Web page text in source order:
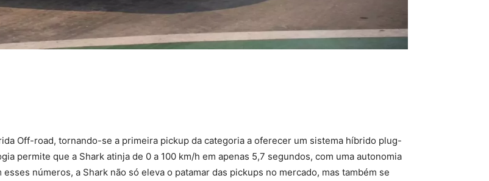
Off-road, tornando-se a primeira pickup da categoria a oferecer um sistema híbrido plug-
permite que a Shark atinja de 0 a 100 km/h em apenas 5,7 segundos, com uma autonomia
números, a Shark não só eleva o patamar das pickups no mercado, mas também se